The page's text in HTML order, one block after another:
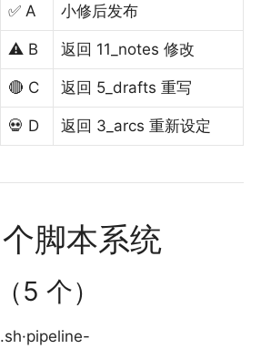
✅ A 小修后发布
⚠️ B 返回 11_notes 修改
🔴 C 返回 5_drafts 重写
💀 D 返回 3_arcs 重新设定
脚本系统
5 个）